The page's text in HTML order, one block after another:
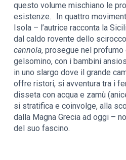
questo volume mischiano le
esistenze. In quattro
Isola – l’autrice racconta la
dal caldo rovente dello
cannola, prosegue nel
gelsomino, con i bambini
in uno slargo dove il grande
offre ristori, si avventura tra i
disseta con acqua e zamù
si stratifica e coinvolge, alla
dalla Magna Grecia ad oggi –
del suo fascino.